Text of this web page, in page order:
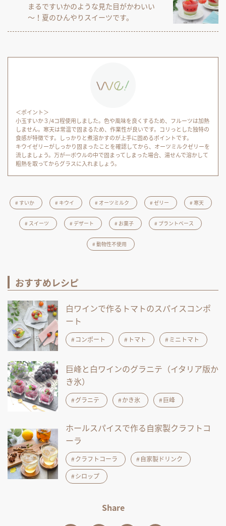
まるですいかのような見た目がかわいい
～！夏のひんやりスイーツです。
＜ポイント＞
小玉すいか３/4コ程使用しました。色や風味を良くするため、フルーツは加熱
しません。寒天は常温で固まるため、作業性が良いです。コリっとした独特の
食感が特徴です。しっかりと煮溶かすのが上手に固めるポイントです。
キウイゼリーがしっかり固まったことを確認してから、オーツミルクゼリーを
流しましょう。万が一ボウルの中で固まってしまった場合、湯せんで溶かして
粗熱を取ってからグラスに入れましょう。
すいか キウイ オーツミルク ゼリー 寒天
スイーツ デザート お菓子 プラントベース
動物性不使用
おすすめレシピ
白ワインで作るトマトのスパイスコンポ
ート
コンポート トマト ミニトマト
巨峰と白ワインのグラニテ（イタリア版か
き氷）
グラニテ かき氷 巨峰
ホールスパイスで作る自家製クラフトコ
ーラ
クラフトコーラ
自家製ドリンク
シロップ
Share